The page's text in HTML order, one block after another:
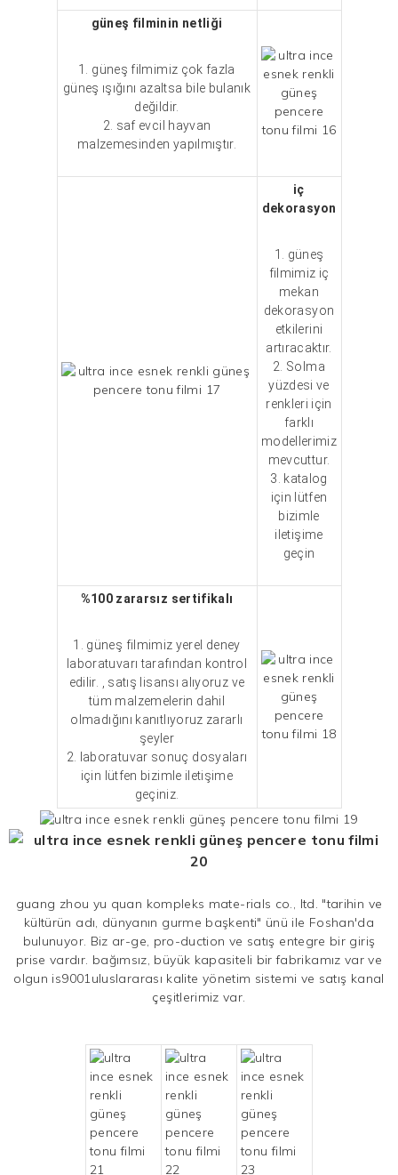
güneş filminin netliği
1. güneş filmimiz çok fazla
güneş ışığını azaltsa bile bulanık
değildir.
2. saf evcil hayvan
malzemesinden yapılmıştır.
iç
dekorasyon
1. güneş
filmimiz iç
mekan
dekorasyon
etkilerini
artıracaktır.
2. Solma
yüzdesi ve
renkleri için
farklı
modellerimiz
mevcuttur.
3. katalog
için lütfen
bizimle
iletişime
geçin
%100 zararsız sertifikalı
1. güneş filmimiz yerel deney
laboratuvarı tarafından kontrol
edilir. , satış lisansı alıyoruz ve
tüm malzemelerin dahil
olmadığını kanıtlıyoruz zararlı
şeyler
2. laboratuvar sonuç dosyaları
için lütfen bizimle iletişime
geçiniz.
guang zhou yu quan kompleks mate-rials co., ltd. "tarihin ve
kültürün adı, dünyanın gurme başkenti" ünü ile Foshan'da
bulunuyor. Biz ar-ge, pro-duction ve satış entegre bir giriş
prise vardır. bağımsız, büyük kapasiteli bir fabrikamız var ve
olgun is9001uluslararası kalite yönetim sistemi ve satış kanal
çeşitlerimiz var.